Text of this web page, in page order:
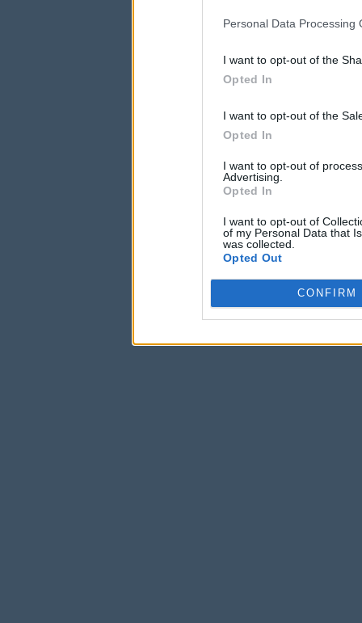
Personal Data Processing
I want to opt-out of the
Opted In
I want to opt-out of the
Opted In
I want to opt-out of
Advertising.
Opted In
I want to opt-out of
of my Personal Data that
was collected.
Opted Out
CONFIRM